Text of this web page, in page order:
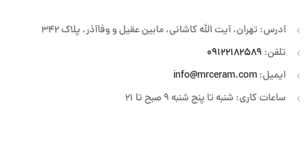
آدرس: تهران، آیت الله کاشانی، مابین عقیل و وفاآذر، پلاک 342
تلفن: 09122182589
ایمیل:info@mrceram.com
ساعات کاری: شنبه تا پنج شنبه 9 صبح تا 21